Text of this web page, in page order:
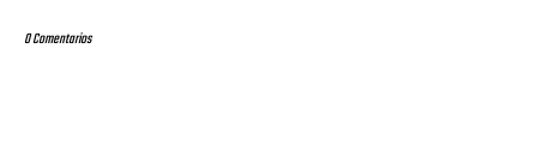
0 Comentarios